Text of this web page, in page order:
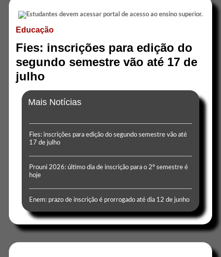
Educação
Fies: inscrições para edição do
segundo semestre vão até 17 de
julho
Mais Notícias
Fies: inscrições para edição do segundo semestre vão até
17 de julho
Prouni 2026: último dia de inscrição para o 2º semestre é
hoje
Enem: prazo de inscrição é prorrogado até dia 12 de junho